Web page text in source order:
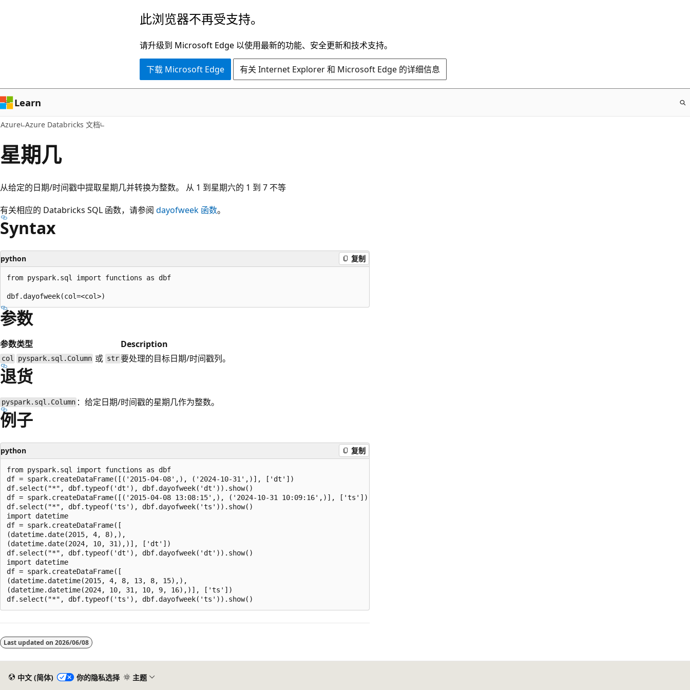
容
此浏览器不再受支持。
请升级到 Microsoft Edge 以使用最新的功能、安全更新和技术支持。
下载 Microsoft Edge 有关 Internet Explorer 和 Microsoft Edge 的详细信息
Learn
Azure Azure Databricks 文档
星期几
从给定的日期/时间戳中提取星期几并转换为整数。 从 1 到星期六的 1 到 7 不等
有关相应的 Databricks SQL 函数，请参阅 dayofweek 函数。
Syntax
python 复制
from pyspark.sql import functions as dbf
参数
参数类型 Description
col pyspark.sql.Column 或 str要处理的目标日期/时间戳列。
退货
pyspark.sql.Column ：给定日期/时间戳的星期几作为整数。
例子
python 复制
from pyspark.sql import functions as dbf
df = spark.createDataFrame([('2015-04-08',), ('2024-10-31',)], ['dt'])
df.select("*", dbf.typeof('dt'), dbf.dayofweek('dt')).show()
df = spark.createDataFrame([('2015-04-08 13:08:15',), ('2024-10-31 10:09:16',)], ['ts'])
df.select("*", dbf.typeof('ts'), dbf.dayofweek('ts')).show()
import datetime
df = spark.createDataFrame([
(datetime.date(2015, 4, 8),),
(datetime.date(2024, 10, 31),)], ['dt'])
df.select("*", dbf.typeof('dt'), dbf.dayofweek('dt')).show()
import datetime
df = spark.createDataFrame([
(datetime.datetime(2015, 4, 8, 13, 8, 15),),
(datetime.datetime(2024, 10, 31, 10, 9, 16),)], ['ts'])
模
式
Last updated on 2026/06/08
中文 (简体) 你的隐私选择 主题